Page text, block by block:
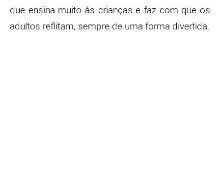
que ensina muito às crianças e faz com que os
adultos reflitam, sempre de uma forma divertida.